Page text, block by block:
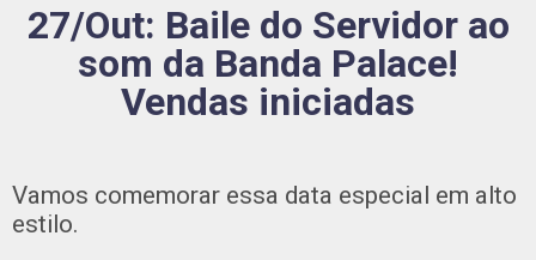
27/Out: Baile do Servidor ao
som da Banda Palace!
Vendas iniciadas
Vamos comemorar essa data especial em alto
estilo.